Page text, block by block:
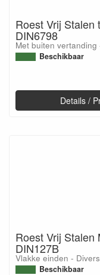
Roest Vrij Stalen
DIN6798
Met buiten
Beschikbaar
Details /
Roest Vrij Stalen
DIN127B
Vlakke einden -
Beschikbaar